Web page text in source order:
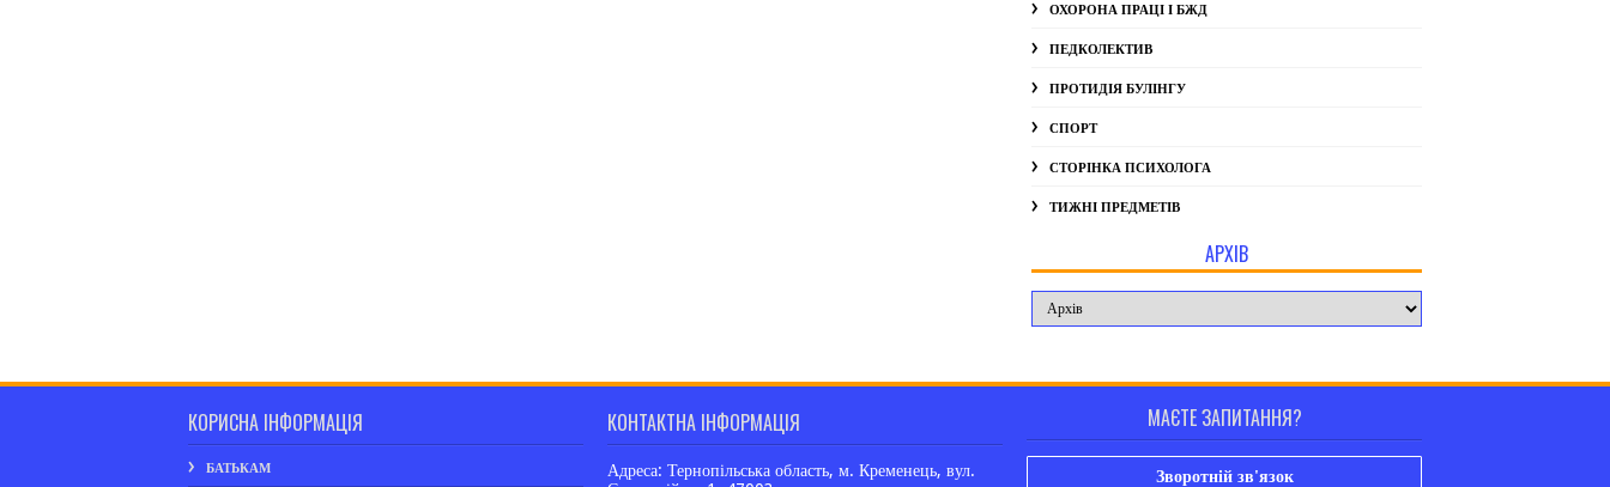
ОХОРОНА ПРАЦІ І БЖД
ПЕДКОЛЕКТИВ
ПРОТИДІЯ БУЛІНГУ
СПОРТ
СТОРІНКА ПСИХОЛОГА
ТИЖНІ ПРЕДМЕТІВ
АРХІВ
КОРИСНА ІНФОРМАЦІЯ
БАТЬКАМ
КОНТАКТНА ІНФОРМАЦІЯ
Адреса: Тернопільська область, м. Кременець, вул.
МАЄТЕ ЗАПИТАННЯ?
Зворотній зв'язок